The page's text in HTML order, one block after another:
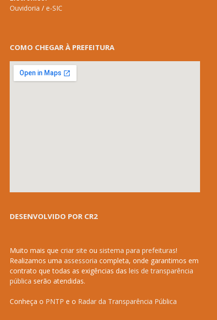
Ouvidoria / e-SIC
COMO CHEGAR À PREFEITURA
DESENVOLVIDO POR CR2
Muito mais que criar site ou sistema para prefeituras!
Realizamos uma assessoria completa, onde garantimos em
contrato que todas as exigências das leis de transparência
pública serão atendidas.
Conheça o PNTP e o Radar da Transparência Pública